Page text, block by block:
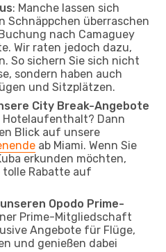
: Manche lassen sich
Schnäppchen überraschen
nach Camaguey
Wir raten jedoch dazu,
So sichern Sie sich nicht
sondern haben auch
und Sitzplätzen.
City Break-Angebote
Hotelaufenthalt? Dann
Blick auf unsere
ab Miami. Wenn Sie
erkunden möchten,
tolle Rabatte auf
Opodo Prime-
Prime-Mitgliedschaft
Angebote für Flüge,
und genießen dabei